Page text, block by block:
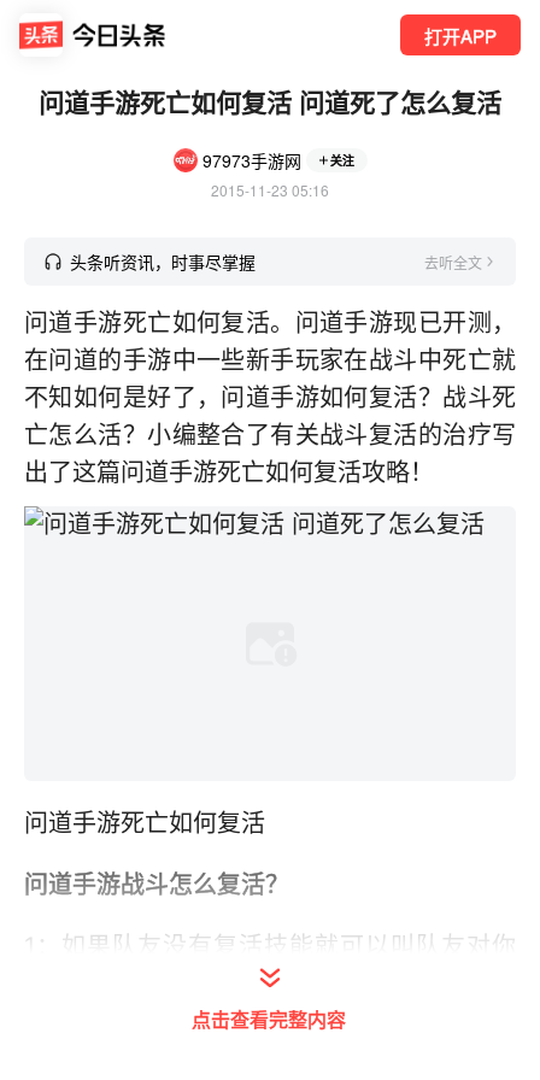
打开APP
问道手游死亡如何复活 问道死了怎么复活
97973手游网 关注
2015-11-23 05:16
头条听资讯，时事尽掌握 去听全文
问道手游死亡如何复活。问道手游现已开测，
在问道的手游中一些新手玩家在战斗中死亡就
不知如何是好了，问道手游如何复活？战斗死
亡怎么活？小编整合了有关战斗复活的治疗写
出了这篇问道手游死亡如何复活攻略！
问道手游死亡如何复活
问道手游战斗怎么复活？
1：如果队友没有复活技能就可以叫队友对你
使用加血道具，也可以复活。
点击查看完整内容